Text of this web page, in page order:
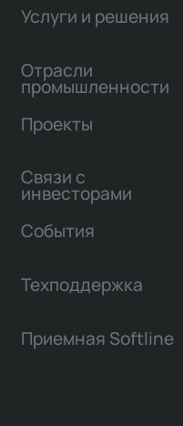
Услуги и решения
Отрасли
промышленности
Проекты
Связи с
инвесторами
События
Техподдержка
Приемная Softline